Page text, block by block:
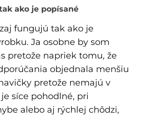
5 z 5 hviezdičiek
ako je popísané
fungujú tak ako je
Ja osobne by som
pretože napriek tomu, že
objednala menšiu
pretože nemajú v
síce pohodlné, pri
alebo aj rýchlej chôdzi,